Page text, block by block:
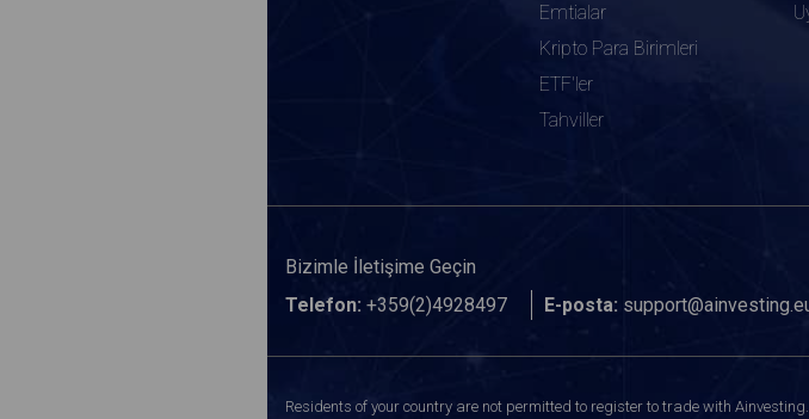
Emtialar
Kripto Para Birimleri
ETF'ler
Tahviller
Bizimle İletişime Geçin
Telefon: +359(2)4928497 E-posta:
Residents of your country are not permitted to register to trade with Ainvesting.